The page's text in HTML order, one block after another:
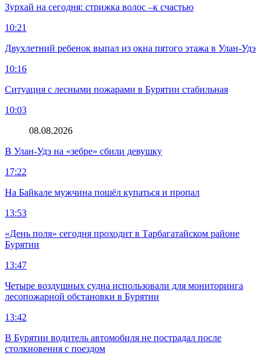
Зурхай на сегодня: стрижка волос –к счастью
10:21
Двухлетний ребенок выпал из окна пятого этажа в Улан-Удэ
10:16
Ситуация с лесными пожарами в Бурятии стабильная
10:03
08.08.2026
В Улан-Удэ на «зебре» сбили девушку
17:22
На Байкале мужчина пошёл купаться и пропал
13:53
«День поля» сегодня проходит в Тарбагатайском районе
Бурятии
13:47
Четыре воздушных судна использовали для мониторинга
лесопожарной обстановки в Бурятии
13:42
В Бурятии водитель автомобиля не пострадал после
столкновения с поездом